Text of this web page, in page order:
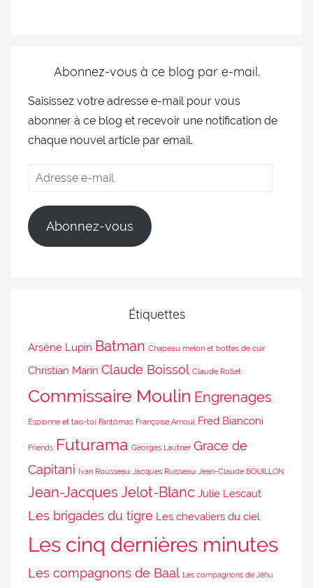
Abonnez-vous à ce blog par e-mail.
Saisissez votre adresse e-mail pour vous
abonner à ce blog et recevoir une notification de
chaque nouvel article par email.
Abonnez-vous
Étiquettes
Arsène Lupin Batman Chapeau melon et bottes de cuir
Christian Marin Claude Boissol Claude Rollet
Commissaire Moulin Engrenages
Espionne et tais-toi Fantômas Françoise Arnoul Fred Bianconi
Friends Futurama Georges Lautner Grace de
Capitani
Ivan Rousseau Jacques Ruisseau Jean-Claude BOUILLON
Jean-Jacques Jelot-Blanc Julie Lescaut
Les brigades du tigre Les chevaliers du ciel
Les cinq dernières minutes
Les compagnons de Baal Les compagnons de Jéhu